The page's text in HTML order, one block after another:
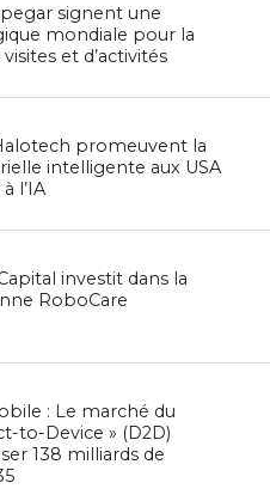
signent une
mondiale pour la
et d’activités
promeuvent la
intelligente aux USA
l’IA
investit dans la
RoboCare
: Le marché du
to-Device » (D2D)
138 milliards de